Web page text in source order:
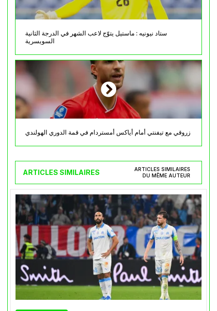
ستاد نيونيه : ماستيل يتوّج لاعب الشهر في الدرجة الثانية
السويسرية
زروقي مع تيفنتي أمام أياكس أمستردام في قمة الدوري الهولندي
ARTICLES SIMILAIRES
ARTICLES SIMILAIRES
DU MÊME AUTEUR